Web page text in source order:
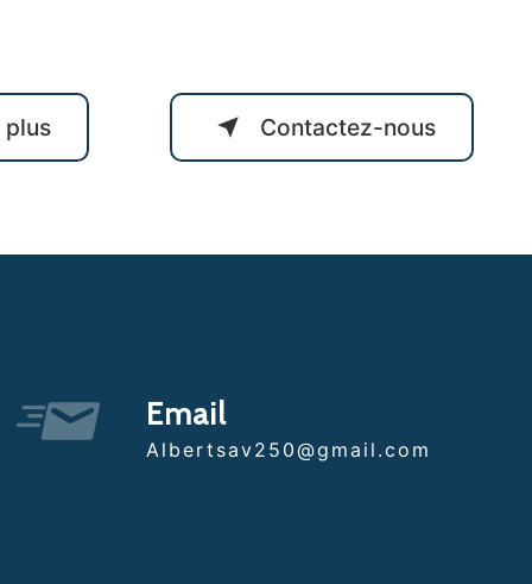
plus Contactez-nous
Email
albertsav250@gmail.com